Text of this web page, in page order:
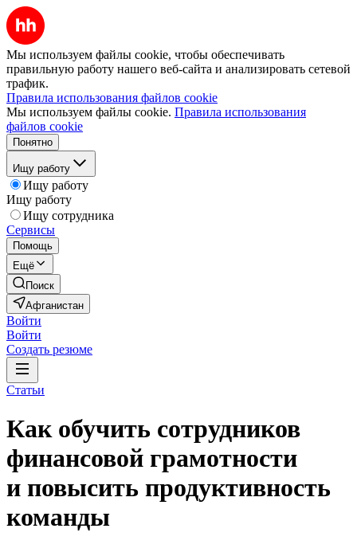
Мы используем файлы cookie, чтобы обеспечивать
правильную работу нашего веб-сайта и анализировать сетевой
трафик.
Правила использования файлов cookie
Мы используем файлы cookie. Правила использования
файлов cookie
Понятно
Ищу работу
Ищу работу
Ищу работу
Ищу сотрудника
Сервисы
Помощь
Ещё
Поиск
Афганистан
Войти
Войти
Создать резюме
Статьи
Как обучить сотрудников
финансовой грамотности
и повысить продуктивность
команды